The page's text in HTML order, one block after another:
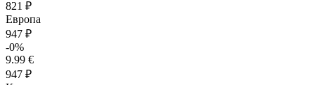
821 ₽
Европа
947 ₽
-0%
9.99 €
947 ₽